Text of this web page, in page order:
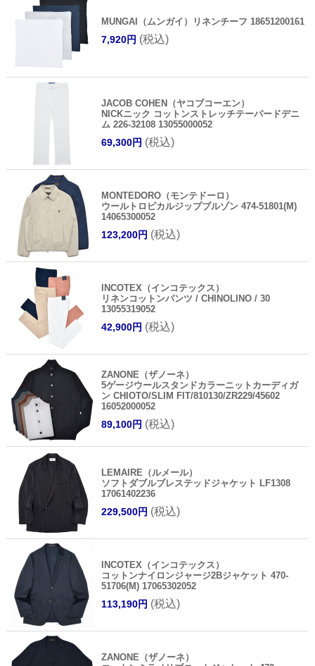
MUNGAI（ムンガイ）リネンチーフ 18651200161
7,920円 (税込)
JACOB COHEN（ヤコブコーエン）
NICKニック コットンストレッチテーパードデニ
ム 226-32108 13055000052
69,300円 (税込)
MONTEDORO（モンテドーロ）
ウールトロピカルジップブルゾン 474-51801(M)
14065300052
123,200円 (税込)
INCOTEX（インコテックス）
リネンコットンパンツ / CHINOLINO / 30
13055319052
42,900円 (税込)
ZANONE（ザノーネ）
5ゲージウールスタンドカラーニットカーディガ
ン CHIOTO/SLIM FIT/810130/ZR229/45602
16052000052
89,100円 (税込)
LEMAIRE（ルメール）
ソフトダブルブレステッドジャケット LF1308
17061402236
229,500円 (税込)
INCOTEX（インコテックス）
コットンナイロンジャージ2Bジャケット 470-
51706(M) 17065302052
113,190円 (税込)
ZANONE（ザノーネ）